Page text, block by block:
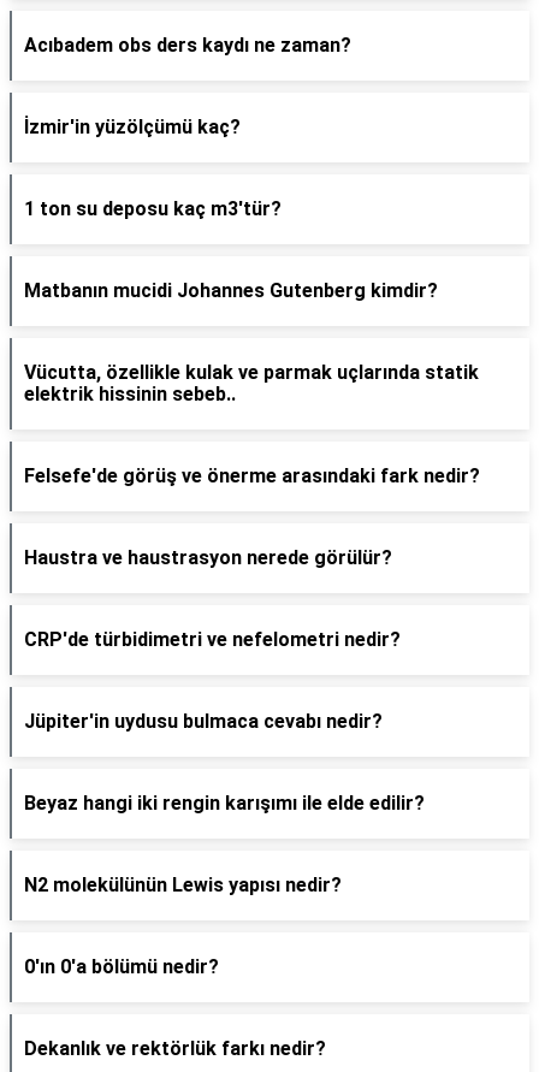
Acıbadem obs ders kaydı ne zaman?
İzmir'in yüzölçümü kaç?
1 ton su deposu kaç m3'tür?
Matbanın mucidi Johannes Gutenberg kimdir?
Vücutta, özellikle kulak ve parmak uçlarında statik
elektrik hissinin sebeb..
Felsefe'de görüş ve önerme arasındaki fark nedir?
Haustra ve haustrasyon nerede görülür?
CRP'de türbidimetri ve nefelometri nedir?
Jüpiter'in uydusu bulmaca cevabı nedir?
Beyaz hangi iki rengin karışımı ile elde edilir?
N2 molekülünün Lewis yapısı nedir?
0'ın 0'a bölümü nedir?
Dekanlık ve rektörlük farkı nedir?